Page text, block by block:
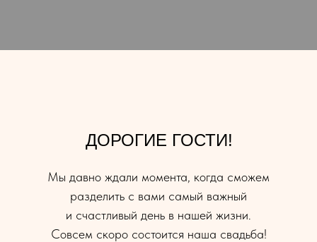
Мы давно ждали момента, когда сможем
разделить с вами самый важный
и счастливый день в нашей жизни.
Совсем скоро состоится наша свадьба!
ДОРОГИЕ ГОСТИ!